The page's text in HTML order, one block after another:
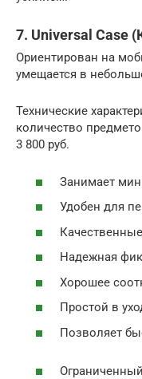
7. Universal Case
Ориентирован на
умещается в
Технические
количество
3 800 руб.
Занимает
Удобен для
Надежная
Хорошее
Простой в
Позволяет